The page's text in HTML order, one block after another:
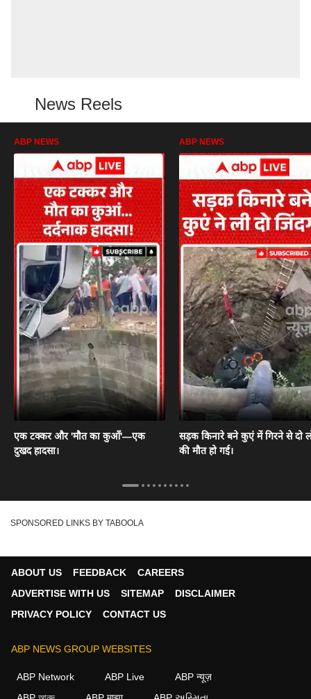
News Reels
ABP NEWS
एक टक्कर और 'मौत का कुआँ'—एक
दुखद हादसा।
ABP NEWS
सड़क किनारे बने कुएं में गिरने से दो
की मौत हो गई।
SPONSORED LINKS BY TABOOLA
ABOUT US FEEDBACK
CAREERS
ADVERTISE WITH US
SITEMAP
DISCLAIMER
PRIVACY POLICY
CONTACT US
ABP NEWS GROUP WEBSITES
ABP Network ABP Live
ABP न्यूज़